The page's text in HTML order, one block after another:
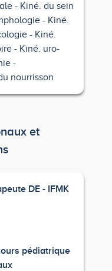
Kiné. du sein
Kiné.
Kiné.
Kiné. uro-
nourrisson
et
DE - IFMK
pédiatrique